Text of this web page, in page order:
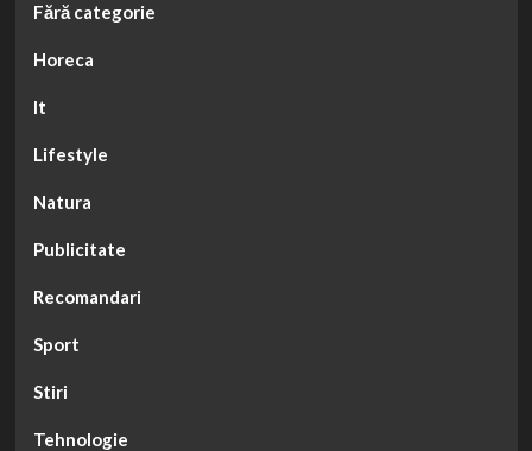
Fără categorie
Horeca
It
Lifestyle
Natura
Publicitate
Recomandari
Sport
Stiri
Tehnologie